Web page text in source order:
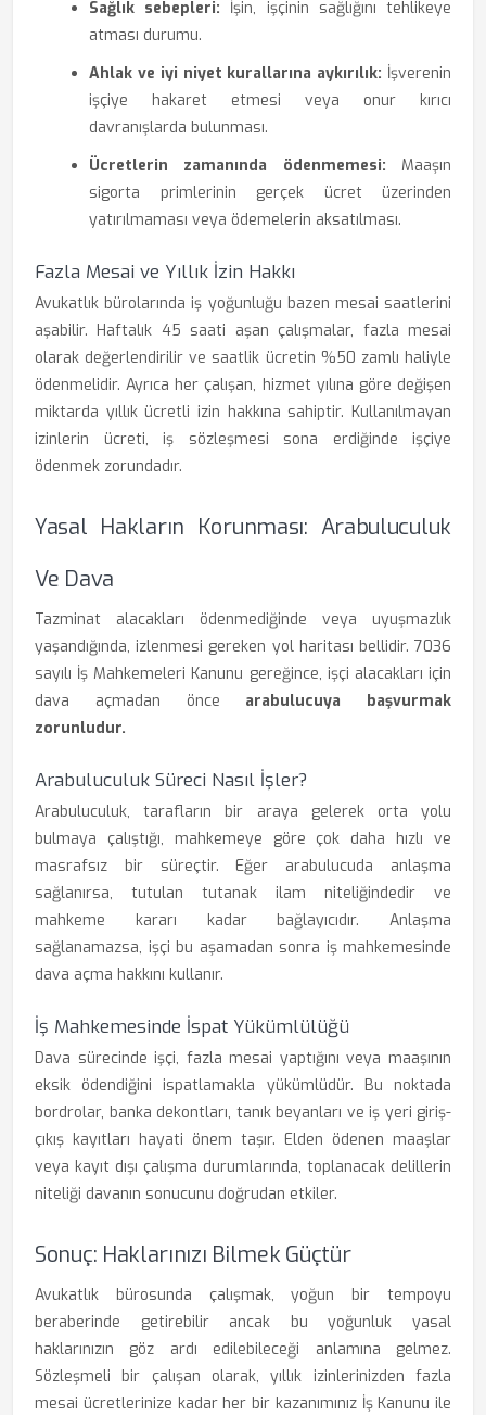
Sağlık sebepleri: İşin, işçinin sağlığını tehlikeye
atması durumu.
Ahlak ve iyi niyet kurallarına aykırılık: İşverenin
işçiye hakaret etmesi veya onur kırıcı
davranışlarda bulunması.
Ücretlerin zamanında ödenmemesi: Maaşın
sigorta primlerinin gerçek ücret üzerinden
yatırılmaması veya ödemelerin aksatılması.
Fazla Mesai ve Yıllık İzin Hakkı
Avukatlık bürolarında iş yoğunluğu bazen mesai saatlerini
aşabilir. Haftalık 45 saati aşan çalışmalar, fazla mesai
olarak değerlendirilir ve saatlik ücretin %50 zamlı haliyle
ödenmelidir. Ayrıca her çalışan, hizmet yılına göre değişen
miktarda yıllık ücretli izin hakkına sahiptir. Kullanılmayan
izinlerin ücreti, iş sözleşmesi sona erdiğinde işçiye
ödenmek zorundadır.
Yasal Hakların Korunması: Arabuluculuk
Ve Dava
Tazminat alacakları ödenmediğinde veya uyuşmazlık
yaşandığında, izlenmesi gereken yol haritası bellidir. 7036
sayılı İş Mahkemeleri Kanunu gereğince, işçi alacakları için
dava açmadan önce arabulucuya başvurmak
zorunludur.
Arabuluculuk Süreci Nasıl İşler?
Arabuluculuk, tarafların bir araya gelerek orta yolu
bulmaya çalıştığı, mahkemeye göre çok daha hızlı ve
masrafsız bir süreçtir. Eğer arabulucuda anlaşma
sağlanırsa, tutulan tutanak ilam niteliğindedir ve
mahkeme kararı kadar bağlayıcıdır. Anlaşma
sağlanamazsa, işçi bu aşamadan sonra iş mahkemesinde
dava açma hakkını kullanır.
İş Mahkemesinde İspat Yükümlülüğü
Dava sürecinde işçi, fazla mesai yaptığını veya maaşının
eksik ödendiğini ispatlamakla yükümlüdür. Bu noktada
bordrolar, banka dekontları, tanık beyanları ve iş yeri giriş-
çıkış kayıtları hayati önem taşır. Elden ödenen maaşlar
veya kayıt dışı çalışma durumlarında, toplanacak delillerin
niteliği davanın sonucunu doğrudan etkiler.
Sonuç: Haklarınızı Bilmek Güçtür
Avukatlık bürosunda çalışmak, yoğun bir tempoyu
beraberinde getirebilir ancak bu yoğunluk yasal
haklarınızın göz ardı edilebileceği anlamına gelmez.
Sözleşmeli bir çalışan olarak, yıllık izinlerinizden fazla
mesai ücretlerinize kadar her bir kazanımınız İş Kanunu ile